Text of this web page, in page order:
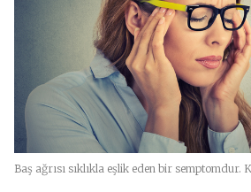
Baş ağrısı sıklıkla eşlik eden bir semptomdur.